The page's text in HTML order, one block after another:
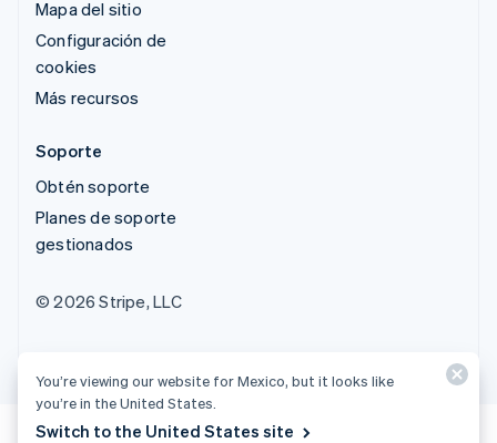
Mapa del sitio
Configuración de
cookies
Más recursos
Soporte
Obtén soporte
Planes de soporte
gestionados
© 2026 Stripe, LLC
You’re viewing our website for Mexico, but it looks like
you’re in the United States.
Switch to the United States site